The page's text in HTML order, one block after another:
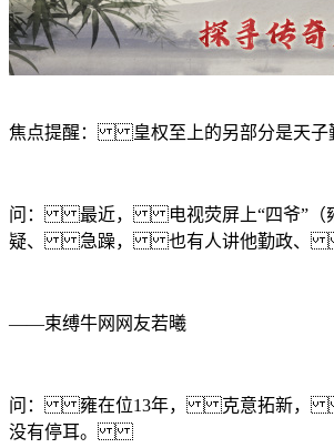
焦点提醒： 皇权至上的另部分是天
问： 最近， 电视荧屏上“四爷”（
疑、 急躁， 也有人讲他勤政、
——束缚牛网网友若曦
问： 雍在位13年， 克意拓新，
没有停耳。